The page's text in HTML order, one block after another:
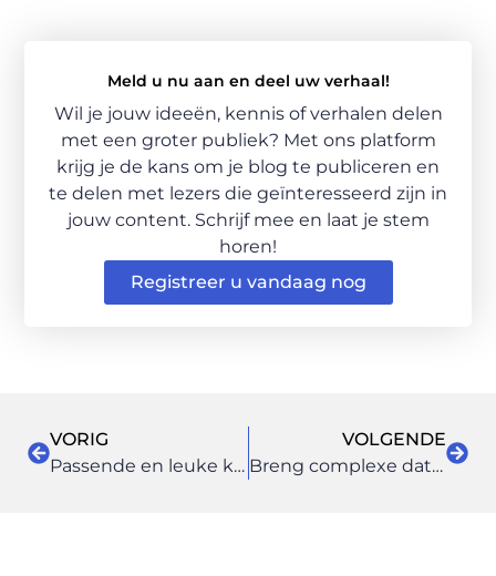
Meld u nu aan en deel uw verhaal!
Wil je jouw ideeën, kennis of verhalen delen
met een groter publiek? Met ons platform
krijg je de kans om je blog te publiceren en
te delen met lezers die geïnteresseerd zijn in
jouw content. Schrijf mee en laat je stem
horen!
Registreer u vandaag nog
VORIG
Passende en leuke kleding
VOLGENDE
Breng complexe data helder over na het volgen van een cursus datavisualisatie